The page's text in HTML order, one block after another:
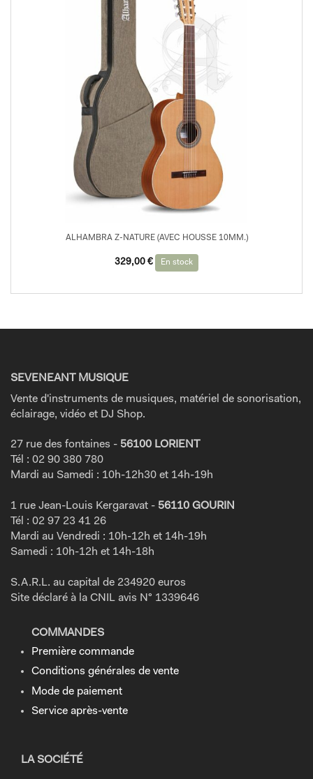
ALHAMBRA Z-NATURE (AVEC HOUSSE 10MM.)
329,00 € En stock
SEVENEANT MUSIQUE
Vente d'instruments de musiques, matériel de sonorisation,
éclairage, vidéo et DJ Shop.
27 rue des fontaines - 56100 LORIENT
Tél : 02 90 380 780
Mardi au Samedi : 10h-12h30 et 14h-19h
1 rue Jean-Louis Kergaravat - 56110 GOURIN
Tél : 02 97 23 41 26
Mardi au Vendredi : 10h-12h et 14h-19h
Samedi : 10h-12h et 14h-18h
S.A.R.L. au capital de 234920 euros
Site déclaré à la CNIL avis N° 1339646
COMMANDES
Première commande
Conditions générales de vente
Mode de paiement
Service après-vente
LA SOCIÉTÉ